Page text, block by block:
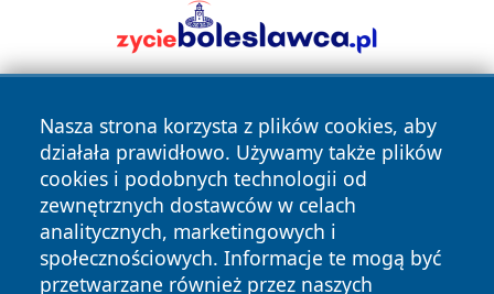
Nasza strona korzysta z plików cookies, aby
działała prawidłowo. Używamy także plików
cookies i podobnych technologii od
zewnętrznych dostawców w celach
analitycznych, marketingowych i
społecznościowych. Informacje te mogą być
przetwarzane również przez naszych
Copyright © 2026 mojzgierz.pl Wszystkie prawa zastrzeżone.